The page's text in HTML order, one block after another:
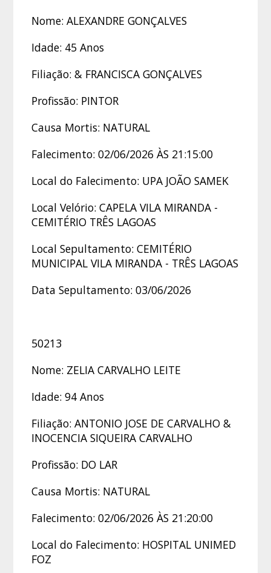
Nome: ALEXANDRE GONÇALVES
Idade: 45 Anos
Filiação: & FRANCISCA GONÇALVES
Profissão: PINTOR
Causa Mortis: NATURAL
Falecimento: 02/06/2026 ÀS 21:15:00
Local do Falecimento: UPA JOÃO SAMEK
Local Velório: CAPELA VILA MIRANDA -
CEMITÉRIO TRÊS LAGOAS
Local Sepultamento: CEMITÉRIO
MUNICIPAL VILA MIRANDA - TRÊS LAGOAS
Data Sepultamento: 03/06/2026
50213
Nome: ZELIA CARVALHO LEITE
Idade: 94 Anos
Filiação: ANTONIO JOSE DE CARVALHO &
INOCENCIA SIQUEIRA CARVALHO
Profissão: DO LAR
Causa Mortis: NATURAL
Falecimento: 02/06/2026 ÀS 21:20:00
Local do Falecimento: HOSPITAL UNIMED
FOZ